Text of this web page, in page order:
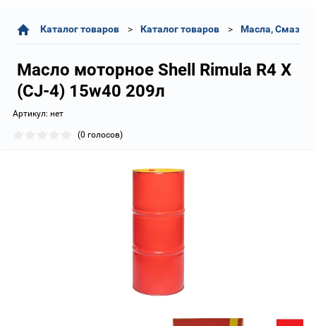
Каталог товаров Каталог товаров Масла,
Масло моторное Shell Rimula R4 X
(CJ-4) 15w40 209л
Артикул: нет
(0 голосов)